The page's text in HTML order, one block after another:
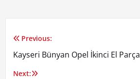
Yazı
gezinmesi
Previous:
Kayseri Bünyan Opel İkinci El Parça
Next: